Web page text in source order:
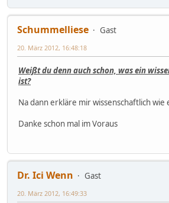
Schummelliese
Gast
20. März 2012, 16:48:18
Weißt du denn auch schon, was ein
ist?
Na dann erkläre mir wissenschaftlich wie
Danke schon mal im Voraus
Dr. Ici Wenn
Gast
20. März 2012, 16:49:33